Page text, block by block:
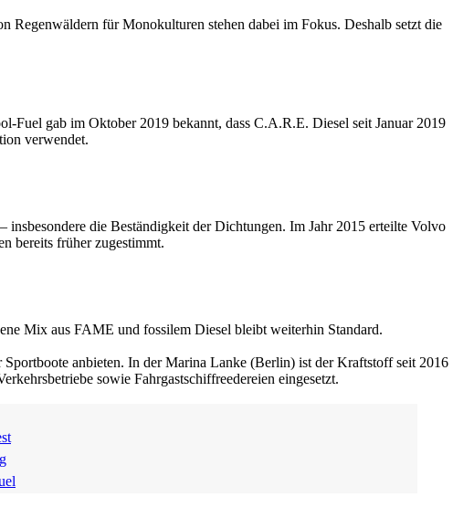
für Monokulturen stehen dabei im Fokus. Deshalb setzt die
gab im Oktober 2019 bekannt, dass C.A.R.E. Diesel seit Januar 2019
verwendet.
die Beständigkeit der Dichtungen. Im Jahr 2015 erteilte Volvo
bereits früher zugestimmt.
Mix aus FAME und fossilem Diesel bleibt weiterhin Standard.
anbieten. In der Marina Lanke (Berlin) ist der Kraftstoff seit 2016
sowie Fahrgastschiffreedereien eingesetzt.